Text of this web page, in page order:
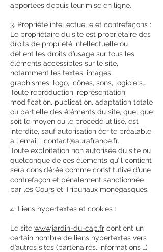
apportées depuis leur mise en ligne.
3. Propriété intellectuelle et contrefaçons :
Le propriétaire du site est propriétaire des
droits de propriété intellectuelle ou
détient les droits d’usage sur tous les
éléments accessibles sur le site,
notamment les textes, images,
graphismes, logo, icônes, sons, logiciels…
Toute reproduction, représentation,
modification, publication, adaptation totale
ou partielle des éléments du site, quel que
soit le moyen ou le procédé utilisé, est
interdite, sauf autorisation écrite préalable
à l'email : contact@aurafrance.fr.
Toute exploitation non autorisée du site ou
quelconque de ces éléments qu’il contient
sera considérée comme constitutive d’une
contrefaçon et pénalement sanctionnée
par les Cours et Tribunaux monégasques.
4. Liens hypertextes et cookies :
Le site www.jardin-du-cap.fr contient un
certain nombre de liens hypertextes vers
d’autres sites (partenaires, informations …)